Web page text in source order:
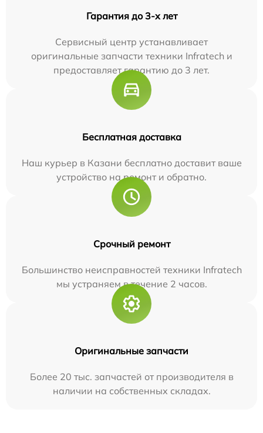
Гарантия до 3-х лет
Сервисный центр устанавливает
оригинальные запчасти техники Infratech и
предоставляет гарантию до 3 лет.
Бесплатная доставка
Наш курьер в Казани бесплатно доставит ваше
устройство на ремонт и обратно.
Срочный ремонт
Большинство неисправностей техники Infratech
мы устраняем в течение 2 часов.
Оригинальные запчасти
Более 20 тыс. запчастей от производителя в
наличии на собственных складах.